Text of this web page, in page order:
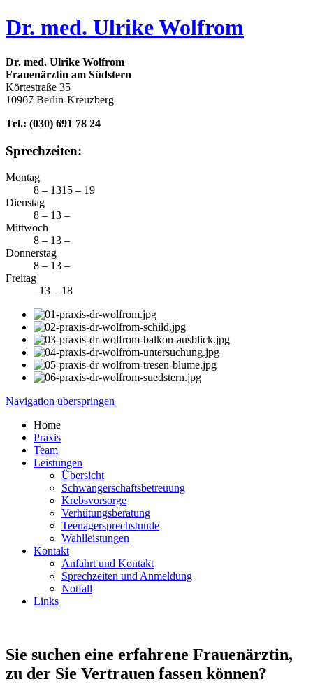
Dr. med. Ulrike Wolfrom
Dr. med. Ulrike Wolfrom
Frauenärztin am Südstern
Körtestraße 35
10967 Berlin-Kreuzberg
Tel.: (030) 691 78 24
Sprechzeiten:
Montag
8 – 1315 – 19
Dienstag
8 – 13 –
Mittwoch
8 – 13 –
Donnerstag
8 – 13 –
Freitag
–13 – 18
Navigation überspringen
Home
Praxis
Team
Leistungen
Übersicht
Schwangerschaftsbetreuung
Krebsvorsorge
Verhütungsberatung
Teenagersprechstunde
Wahlleistungen
Kontakt
Anfahrt und Kontakt
Sprechzeiten und Anmeldung
Notfall
Links
Sie suchen eine erfahrene Frauenärztin,
zu der Sie Vertrauen fassen können?